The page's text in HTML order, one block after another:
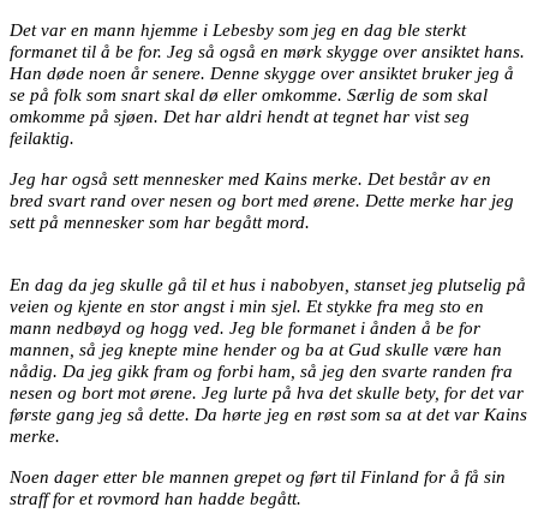
Det var en mann hjemme i Lebesby som jeg en dag ble sterkt
formanet til å be for. Jeg så også en mørk skygge over ansiktet hans.
Han døde noen år senere. Denne skygge over ansiktet bruker jeg å
se på folk som snart skal dø eller omkomme. Særlig de som skal
omkomme på sjøen. Det har aldri hendt at tegnet har vist seg
feilaktig.
Jeg har også sett mennesker med Kains merke. Det består av en
bred svart rand over nesen og bort med ørene. Dette merke har jeg
sett på mennesker som har begått mord.
En dag da jeg skulle gå til et hus i nabobyen, stanset jeg plutselig på
veien og kjente en stor angst i min sjel. Et stykke fra meg sto en
mann nedbøyd og hogg ved. Jeg ble formanet i ånden å be for
mannen, så jeg knepte mine hender og ba at Gud skulle være han
nådig. Da jeg gikk fram og forbi ham, så jeg den svarte randen fra
nesen og bort mot ørene. Jeg lurte på hva det skulle bety, for det var
første gang jeg så dette. Da hørte jeg en røst som sa at det var Kains
merke.
Noen dager etter ble mannen grepet og ført til Finland for å få sin
straff for et rovmord han hadde begått.